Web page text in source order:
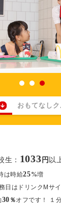
おもてなし
生： 1033 円 以
は時給25%増
日はドリンクMサ
30 ％オフです！ １